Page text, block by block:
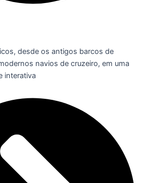
desde os antigos barcos de
navios de cruzeiro, em uma
interativa